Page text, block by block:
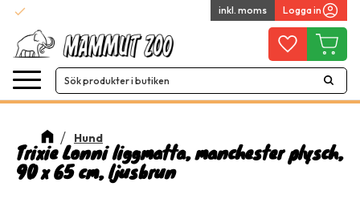
Meny
check inkl. moms Logga in
Favoriter
Hund
Trixie Lonni liggmatta, manchester plysch,
90 x 65 cm, ljusbrun